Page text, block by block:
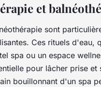
et
sont
Ces rituels d'eau,
spa ou un espace
pour lâcher prise et
bouillonnant d'un spa